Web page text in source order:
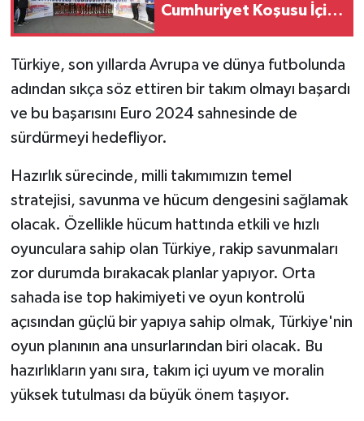
Cumhuriyet Koşusu İçin
Türkiye, son yıllarda Avrupa ve dünya futbolunda
adından sıkça söz ettiren bir takım olmayı başardı
ve bu başarısını Euro 2024 sahnesinde de
sürdürmeyi hedefliyor.
Hazırlık sürecinde, milli takımımızın temel
stratejisi, savunma ve hücum dengesini sağlamak
olacak. Özellikle hücum hattında etkili ve hızlı
oyunculara sahip olan Türkiye, rakip savunmaları
zor durumda bırakacak planlar yapıyor. Orta
sahada ise top hakimiyeti ve oyun kontrolü
açısından güçlü bir yapıya sahip olmak, Türkiye'nin
oyun planının ana unsurlarından biri olacak. Bu
hazırlıkların yanı sıra, takım içi uyum ve moralin
yüksek tutulması da büyük önem taşıyor.